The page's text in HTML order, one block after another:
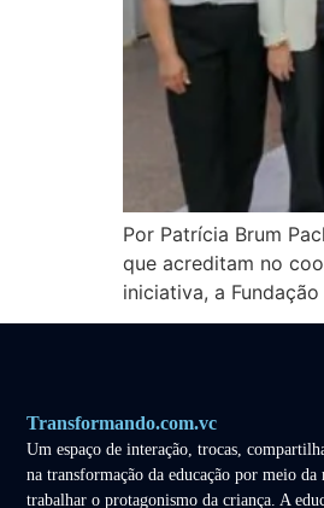
Por Patrícia Brum
que acreditam no
iniciativa, a
Transformando.com.vc
Um espaço de interação, trocas,
na transformação da educação por meio
trabalhar o protagonismo da criança. A